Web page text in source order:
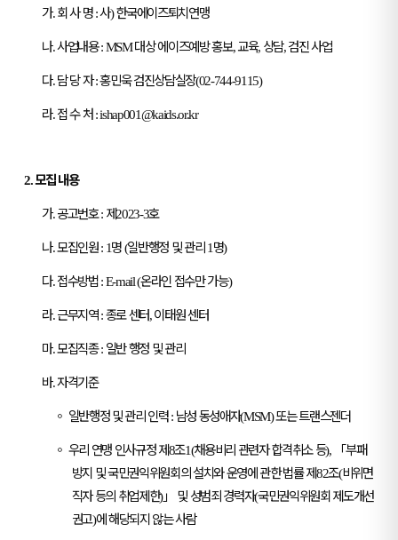
가.회 사 명:사)한국에이즈퇴치연맹
나.사업내용: MSM대상 에이즈예방 홍보,교육, 상담,검진 사업
다.담 당 자:홍민욱 검진상담실장(02-744-9115)
라.접 수 처: ishap001@kaids.or.kr
2.모집 내용
가.공고번호: 제2023-3호
나.모집인원: 1명(일반행정 및 관리1명)
다.접수방법: E-mail (온라인 접수만 가능)
라.근무지역:종로 센터,이태원 센터
마.모집직종: 일반 행정 및 관리
바.자격기준
◦ 일반행정 및 관리 인력: 남성 동성애자(MSM)또는 트랜스젠더
◦ 우리 연맹 인사규정 제8조1(채용비리 관련자 합격취소 등), 「부패
방지 및 국민권익위원회의 설치와 운영에 관한 법률 제82조(비위면
직자 등의 취업제한)」 및 성범죄 경력자(국민권익위원회 제도개선
권고)에 해당되지 않는 사람